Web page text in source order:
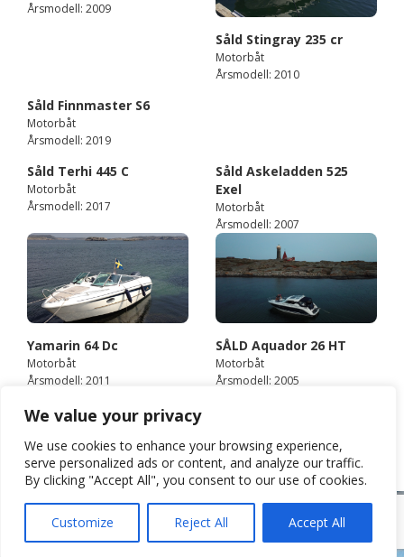
We value your privacy
We use cookies to enhance your browsing experience,
serve personalized ads or content, and analyze our traffic.
By clicking "Accept All", you consent to our use of cookies.
Customize Reject All Accept All
Årsmodell: 2009
Såld Stingray 235 cr
Motorbåt
Årsmodell: 2010
Såld Finnmaster S6
Motorbåt
Årsmodell: 2019
Såld Terhi 445 C
Motorbåt
Årsmodell: 2017
Såld Askeladden 525
Exel
Motorbåt
Årsmodell: 2007
Yamarin 64 Dc
Motorbåt
Årsmodell: 2011
SÅLD Aquador 26 HT
Motorbåt
Årsmodell: 2005
Marex 370 aft cabin
Motorbåt
Årsmodell: 2014
© Båtakuten 2015 • Amundö marina, Brottkärrsvägen 101, 436 58 Hovås •
info@batakuten.se • Måndag – fredag 8.00-17.00